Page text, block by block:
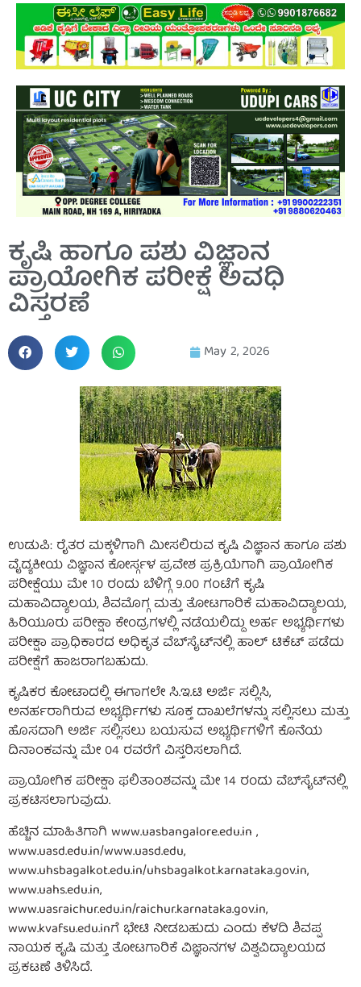
ಕೃಷಿ ಹಾಗೂ ಪಶು ವಿಜ್ಞಾನ
ಪ್ರಾಯೋಗಿಕ ಪರೀಕ್ಷೆ ಅವಧಿ
ವಿಸ್ತರಣೆ
May 2, 2026
ಉಡುಪಿ: ರೈತರ ಮಕ್ಕಳಿಗಾಗಿ ಮೀಸಲಿರುವ ಕೃಷಿ ವಿಜ್ಞಾನ ಹಾಗೂ ಪಶು
ವೈದ್ಯಕೀಯ ವಿಜ್ಞಾನ ಕೋರ್ಸ್ಗಳ ಪ್ರವೇಶ ಪ್ರಕ್ರಿಯೆಗಾಗಿ ಪ್ರಾಯೋಗಿಕ
ಪರೀಕ್ಷೆಯು ಮೇ 10 ರಂದು ಬೆಳಿಗ್ಗೆ 9.00 ಗಂಟೆಗೆ ಕೃಷಿ
ಮಹಾವಿದ್ಯಾಲಯ, ಶಿವಮೊಗ್ಗ ಮತ್ತು ತೋಟಗಾರಿಕೆ ಮಹಾವಿದ್ಯಾಲಯ,
ಹಿರಿಯೂರು ಪರೀಕ್ಷಾ ಕೇಂದ್ರಗಳಲ್ಲಿ ನಡೆಯಲಿದ್ದು ಅರ್ಹ ಅಭ್ಯರ್ಥಿಗಳು
ಪರೀಕ್ಷಾ ಪ್ರಾಧಿಕಾರದ ಅಧಿಕೃತ ವೆಬ್‌ಸೈಟ್‌ನಲ್ಲಿ ಹಾಲ್ ಟಿಕೆಟ್ ಪಡೆದು
ಪರೀಕ್ಷೆಗೆ ಹಾಜರಾಗಬಹುದು.
ಕೃಷಿಕರ ಕೋಟಾದಲ್ಲಿ ಈಗಾಗಲೇ ಸಿ.ಇ.ಟಿ ಅರ್ಜಿ ಸಲ್ಲಿಸಿ,
ಅನರ್ಹರಾಗಿರುವ ಅಭ್ಯರ್ಥಿಗಳು ಸೂಕ್ತ ದಾಖಲೆಗಳನ್ನು ಸಲ್ಲಿಸಲು ಮತ್ತು
ಹೊಸದಾಗಿ ಅರ್ಜಿ ಸಲ್ಲಿಸಲು ಬಯಸುವ ಅಭ್ಯರ್ಥಿಗಳಿಗೆ ಕೊನೆಯ
ದಿನಾಂಕವನ್ನು ಮೇ 04 ರವರೆಗೆ ವಿಸ್ತರಿಸಲಾಗಿದೆ.
ಪ್ರಾಯೋಗಿಕ ಪರೀಕ್ಷಾ ಫಲಿತಾಂಶವನ್ನು ಮೇ 14 ರಂದು ವೆಬ್‌ಸೈಟ್‌ನಲ್ಲಿ
ಪ್ರಕಟಿಸಲಾಗುವುದು.
ಹೆಚ್ಚಿನ ಮಾಹಿತಿಗಾಗಿ www.uasbangalore.edu.in ,
www.uasd.edu.in/www.uasd.edu,
www.uhsbagalkot.edu.in/uhsbagalkot.karnataka.gov.in,
www.uahs.edu.in,
www.uasraichur.edu.in/raichur.karnataka.gov.in,
www.kvafsu.edu.inಗೆ ಭೇಟಿ ನೀಡಬಹುದು ಎಂದು ಕೆಳದಿ ಶಿವಪ್ಪ
ನಾಯಕ ಕೃಷಿ ಮತ್ತು ತೋಟಗಾರಿಕೆ ವಿಜ್ಞಾನಗಳ ವಿಶ್ವವಿದ್ಯಾಲಯದ
ಪ್ರಕಟಣೆ ತಿಳಿಸಿದೆ.